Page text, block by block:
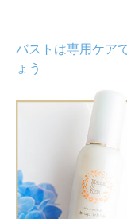
バストは専用ケア
ょう